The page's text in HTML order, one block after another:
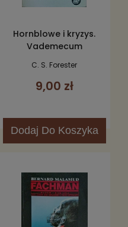
Hornblowe i kryzys.
Vademecum
C. S. Forester
9,00 zł
Dodaj Do Koszyka